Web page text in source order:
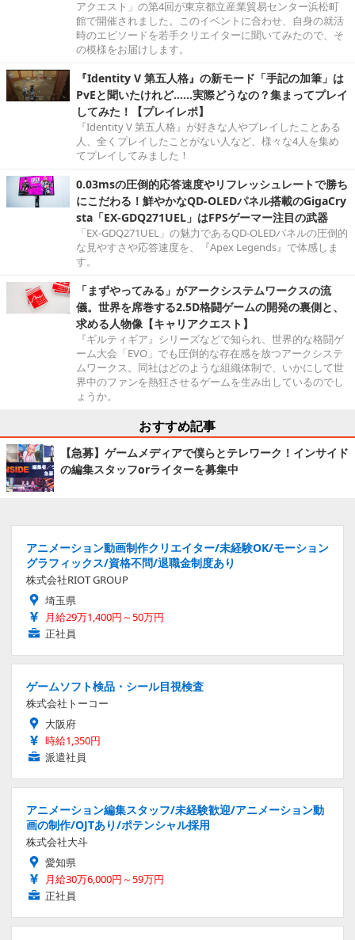
アクエスト」の第4回が東京都立産業貿易センター浜松町
館で開催されました。このイベントに合わせ、自身の就活
時のエピソードを若手クリエイターに聞いてみたので、そ
の模様をお届けします。
『Identity V 第五人格』の新モード「手記の加筆」は
PvEと聞いたけれど……実際どうなの？集まってプレイ
してみた！【プレイレポ】
『Identity V 第五人格』が好きな人やプレイしたことある
人、全くプレイしたことがない人など、様々な4人を集め
てプレイしてみました！
0.03msの圧倒的応答速度やリフレッシュレートで勝ち
にこだわる！鮮やかなQD-OLEDパネル搭載のGigaCry
sta「EX-GDQ271UEL」はFPSゲーマー注目の武器
「EX-GDQ271UEL」の魅力であるQD-OLEDパネルの圧倒的
な見やすさや応答速度を、『Apex Legends』で体感しま
す。
「まずやってみる」がアークシステムワークスの流
儀。世界を席巻する2.5D格闘ゲームの開発の裏側と、
求める人物像【キャリアクエスト】
『ギルティギア』シリーズなどで知られ、世界的な格闘ゲ
ーム大会「EVO」でも圧倒的な存在感を放つアークシステ
ムワークス。同社はどのような組織体制で、いかにして世
界中のファンを熱狂させるゲームを生み出しているのでし
ょうか。
おすすめ記事
【急募】ゲームメディアで僕らとテレワーク！インサイド
の編集スタッフorライターを募集中
アニメーション動画制作クリエイター/未経験OK/モーション
グラフィックス/資格不問/退職金制度あり
株式会社RIOT GROUP
埼玉県
月給29万1,400円～50万円
正社員
ゲームソフト検品・シール目視検査
株式会社トーコー
大阪府
時給1,350円
派遣社員
アニメーション編集スタッフ/未経験歓迎/アニメーション動
画の制作/OJTあり/ポテンシャル採用
株式会社大斗
愛知県
月給30万6,000円～59万円
正社員